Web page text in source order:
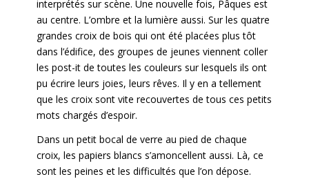
interprétés sur scène. Une nouvelle fois, Pâques est
au centre. L’ombre et la lumière aussi. Sur les quatre
grandes croix de bois qui ont été placées plus tôt
dans l’édifice, des groupes de jeunes viennent coller
les post-it de toutes les couleurs sur lesquels ils ont
pu écrire leurs joies, leurs rêves. Il y en a tellement
que les croix sont vite recouvertes de tous ces petits
mots chargés d’espoir.
Dans un petit bocal de verre au pied de chaque
croix, les papiers blancs s’amoncellent aussi. Là, ce
sont les peines et les difficultés que l’on dépose.